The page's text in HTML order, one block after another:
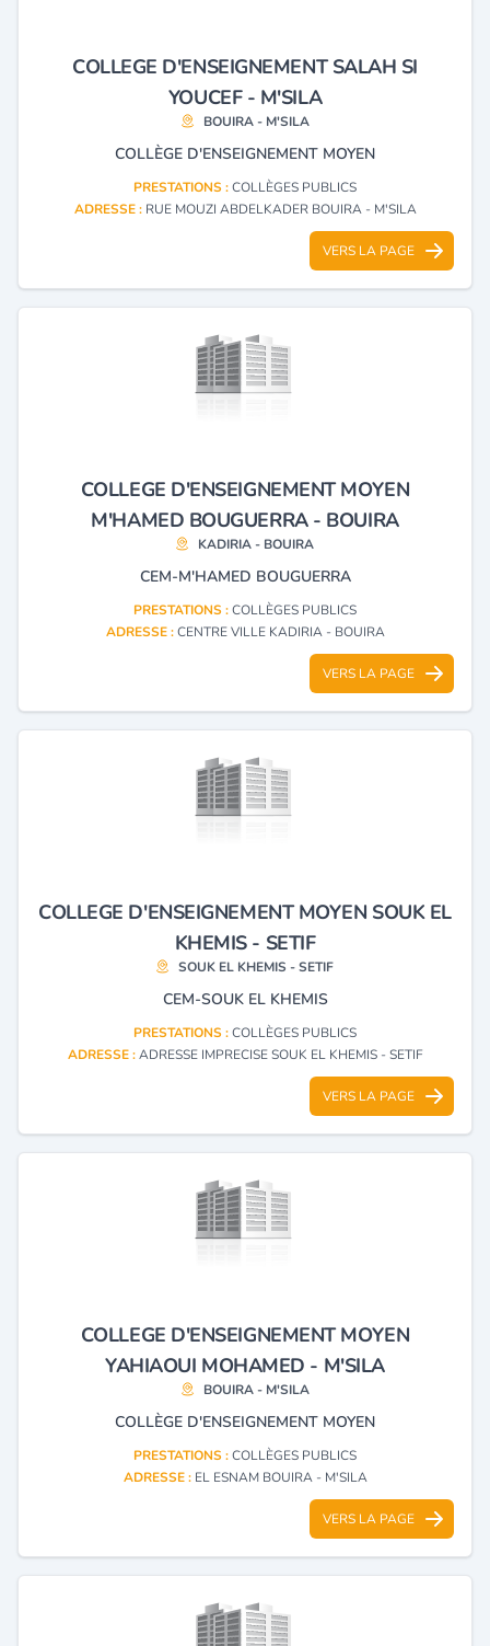
COLLEGE D'ENSEIGNEMENT SALAH SI
YOUCEF - M'SILA
BOUIRA - M'SILA
COLLÈGE D'ENSEIGNEMENT MOYEN
PRESTATIONS :COLLÈGES PUBLICS
ADRESSE : RUE MOUZI ABDELKADER BOUIRA - M'SILA
VERS LA PAGE
COLLEGE D'ENSEIGNEMENT MOYEN
M'HAMED BOUGUERRA - BOUIRA
KADIRIA - BOUIRA
CEM-M'HAMED BOUGUERRA
PRESTATIONS :COLLÈGES PUBLICS
ADRESSE :CENTRE VILLE KADIRIA - BOUIRA
VERS LA PAGE
COLLEGE D'ENSEIGNEMENT MOYEN SOUK EL
KHEMIS - SETIF
SOUK EL KHEMIS - SETIF
CEM-SOUK EL KHEMIS
PRESTATIONS :COLLÈGES PUBLICS
ADRESSE :ADRESSE IMPRECISE SOUK EL KHEMIS - SETIF
VERS LA PAGE
COLLEGE D'ENSEIGNEMENT MOYEN
YAHIAOUI MOHAMED - M'SILA
BOUIRA - M'SILA
COLLÈGE D'ENSEIGNEMENT MOYEN
PRESTATIONS :COLLÈGES PUBLICS
ADRESSE : EL ESNAM BOUIRA - M'SILA
VERS LA PAGE